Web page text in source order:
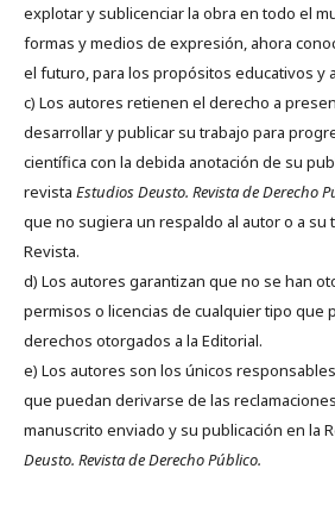
explotar y sublicenciar la obra en todo el
formas y medios de expresión, ahora
el futuro, para los propósitos educativos y
c) Los autores retienen el derecho a
desarrollar y publicar su trabajo para
científica con la debida anotación de su
revista Estudios Deusto. Revista de Derecho
que no sugiera un respaldo al autor o a su
Revista.
d) Los autores garantizan que no se han
permisos o licencias de cualquier tipo que
derechos otorgados a la Editorial.
e) Los autores son los únicos
que puedan derivarse de las
manuscrito enviado y su publicación en la
Deusto. Revista de Derecho Público.